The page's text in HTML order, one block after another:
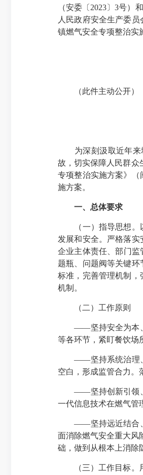
（安委〔2023〕3号
人民政府安全生产委
镇燃气安全专项整治实
（此件主动公开）
为深刻汲取近年来城
故，切实保障人民群众
专项整治实施方案》（
施方案。
一、总体要求
（一）指导思想。以
发展和安全。严格落
企业主体责任、部门监
题瓶、问题阀等关键
标准，完善管理机制
机制。
（二）工作原则
——坚持安全为本、突
等各环节，紧盯餐饮场
——坚持系统治理、全
空白，形成监管合力。
——坚持创新引领、科
一代信息技术在燃气管
——坚持远近结合、标
面消除燃气安全重大风
础，做到从根本上消除
（三）工作目标。用